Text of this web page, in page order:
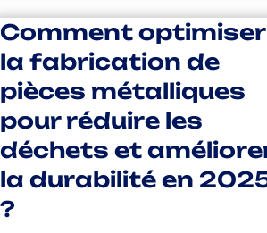
Comment optimiser
la fabrication de
pièces métalliques
pour réduire les
déchets et
la durabilité en
?